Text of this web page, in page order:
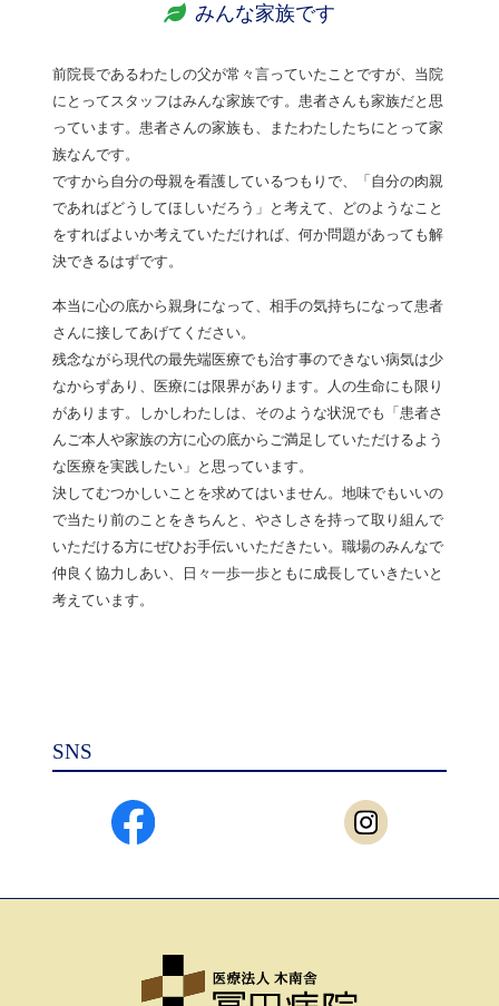
みんな家族です
前院長であるわたしの父が常々言っていたことですが、当院
にとってスタッフはみんな家族です。患者さんも家族だと思
っています。患者さんの家族も、またわたしたちにとって家
族なんです。
ですから自分の母親を看護しているつもりで、「自分の肉親
であればどうしてほしいだろう」と考えて、どのようなこと
をすればよいか考えていただければ、何か問題があっても解
決できるはずです。
本当に心の底から親身になって、相手の気持ちになって患者
さんに接してあげてください。
残念ながら現代の最先端医療でも治す事のできない病気は少
なからずあり、医療には限界があります。人の生命にも限り
があります。しかしわたしは、そのような状況でも「患者さ
んご本人や家族の方に心の底からご満足していただけるよう
な医療を実践したい」と思っています。
決してむつかしいことを求めてはいません。地味でもいいの
で当たり前のことをきちんと、やさしさを持って取り組んで
いただける方にぜひお手伝いいただきたい。職場のみんなで
仲良く協力しあい、日々一歩一歩ともに成長していきたいと
考えています。
SNS